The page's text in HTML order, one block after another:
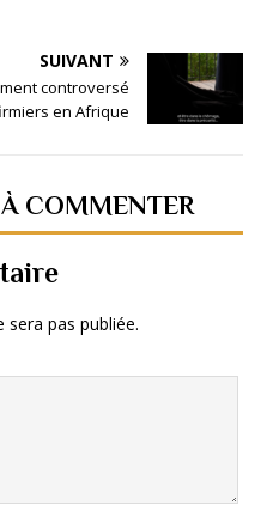
SUIVANT
controversé
en Afrique
COMMENTER
sera pas publiée.